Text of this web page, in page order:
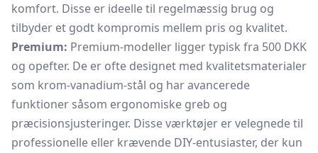
komfort. Disse er ideelle til regelmæssig brug og
tilbyder et godt kompromis mellem pris og kvalitet.
Premium: Premium-modeller ligger typisk fra 500 DKK
og opefter. De er ofte designet med kvalitetsmaterialer
som krom-vanadium-stål og har avancerede
funktioner såsom ergonomiske greb og
præcisionsjusteringer. Disse værktøjer er velegnede til
professionelle eller krævende DIY-entusiaster, der kun